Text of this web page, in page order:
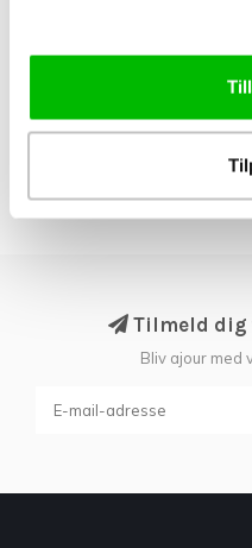
RALPH: DE NYE
Tilmeld dig
Bliv ajour med